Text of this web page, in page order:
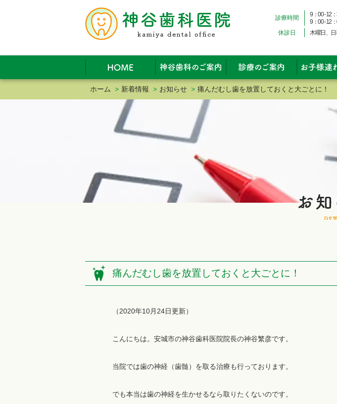
診療時間
9：00 - 12
9：00 - 12
休診日
木曜日、日
ホーム > 新着情報 > お知らせ > 痛んだむし歯を放置しておくと大ごとに！
痛んだむし歯を放置しておくと大ごとに！
（2020年10月24日更新）
こんにちは。安城市の神谷歯科医院院長の神谷繁彦です。
当院では歯の神経（歯髄）を取る治療も行っております。
でも本当は歯の神経を生かせるなら取りたくないのです。